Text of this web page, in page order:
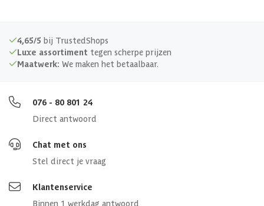
4,65/5 bij TrustedShops
Luxe assortiment tegen scherpe prijzen
Maatwerk: We maken het betaalbaar.
076 - 80 801 24
Direct antwoord
Chat met ons
Stel direct je vraag
Klantenservice
Binnen 1 werkdag antwoord